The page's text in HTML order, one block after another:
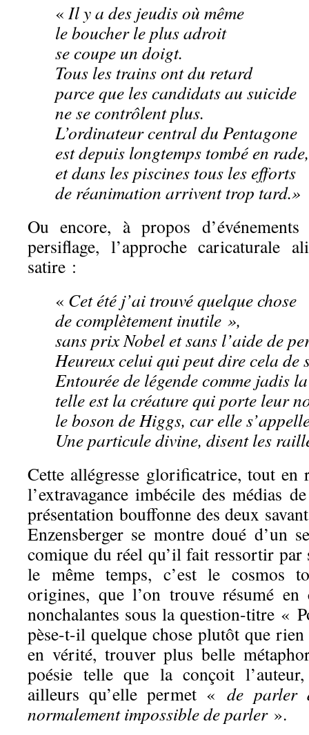
«Il y a des jeudis où même
le boucher le plus adroit
se coupe un doigt.
Tous les trains ont du retard
parce que les candidats au suicide
ne se contrôlent plus.
L’ordinateur central du Pentagone
est depuis longtemps tombé en rade,
et dans les piscines tous les efforts
de réanimation arrivent trop tard.»
Ou encore, à propos
persiflage, l’approche caricaturale
satire :
« Cet été j’ai trouvé quelque chose
de complètement inutile »,
sans prix Nobel et sans l’aide de
Heureux celui qui peut dire cela de
Entourée de légende comme jadis
telle est la créature qui porte leur
le boson de Higgs, car elle
Une particule divine, disent les
Cette allégresse glorificatrice, tout en
l’extravagance imbécile des médias
présentation bouffonne des deux
Enzensberger se montre doué d’un
comique du réel qu’il fait ressortir par
le même temps, c’est le cosmos
origines, que l’on trouve résumé en
nonchalantes sous la question-titre «
pèse-t-il quelque chose plutôt que
en vérité, trouver plus belle
poésie telle que la conçoit
ailleurs qu’elle permet «de parler
normalement impossible de parler».